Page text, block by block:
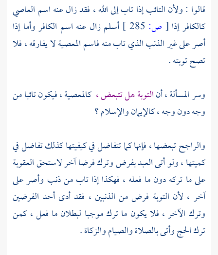
قالوا : ولأن التائب إذا تاب إلى الله ، فقد زال عنه اسم العاصي
كالكافر إذا [ ص:
أسلم زال عنه اسم الكافر وأما إذا
أصر على غير الذنب الذي تاب منه فاسم المعصية لا يفارقه ، فلا
تصح توبته .
وسر المسألة ، أنالتوبة هل تتبعض ، كالمعصية ، فيكون تائبا من
وجه دون وجه ، كالإيمان والإسلام ؟
والراجح تبعضها ، فإنها كما تتفاضل في كيفيتها كذلك تفاضل في
كميتها ، ولو أتى العبد بفرض وترك فرضا آخر لاستحق العقوبة
على ما تركه دون ما فعله ، فهكذا إذا تاب من ذنب وأصر على
آخر ، لأن التوبة فرض من الذنبين ، فقد أدى أحد الفرضين
وترك الآخر ، فلا يكون ما ترك موجبا لبطلان ما فعل ، كمن
ترك الحج وأتى بالصلاة والصيام والزكاة .